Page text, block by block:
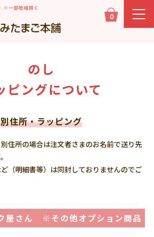
※一部地域除く
0
のし
ピングについて
別住所・ラッピング
住所の場合は注文者さまのお名前で送り先
（明細書等）は同封しておりませんのでご
屋さん ※その他オプション商品